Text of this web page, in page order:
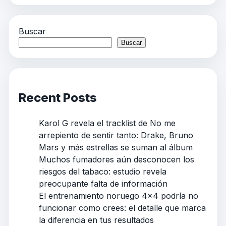
Buscar
Buscar
Recent Posts
Karol G revela el tracklist de No me
arrepiento de sentir tanto: Drake, Bruno
Mars y más estrellas se suman al álbum
Muchos fumadores aún desconocen los
riesgos del tabaco: estudio revela
preocupante falta de información
El entrenamiento noruego 4×4 podría no
funcionar como crees: el detalle que marca
la diferencia en tus resultados